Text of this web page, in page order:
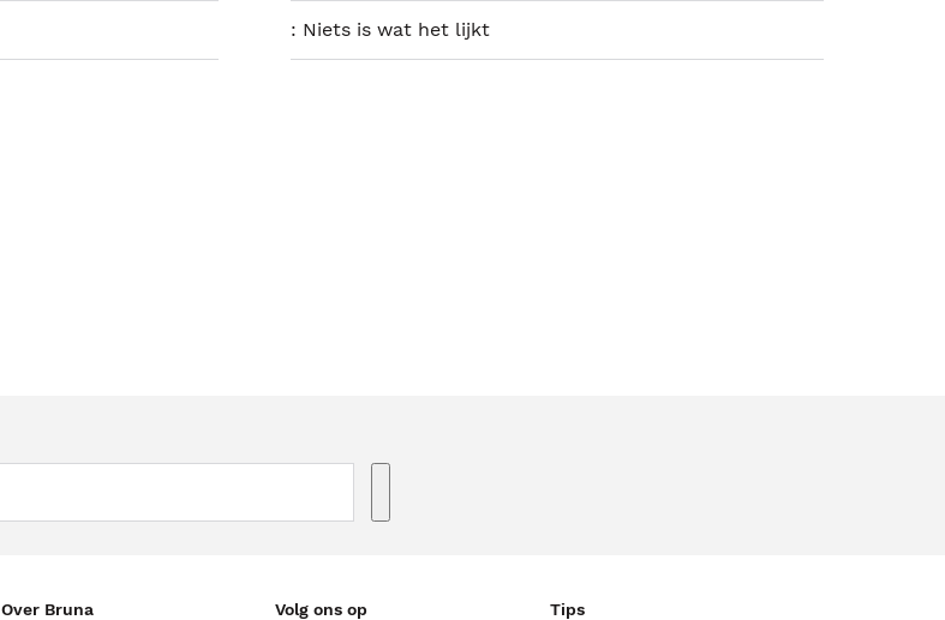
: Niets is wat het lijkt
Over Bruna Volg ons op Tips